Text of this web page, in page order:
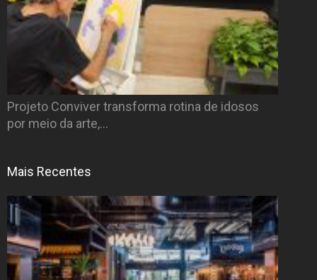
Projeto Conviver transforma rotina de idosos
por meio da arte,…
Mais Recentes